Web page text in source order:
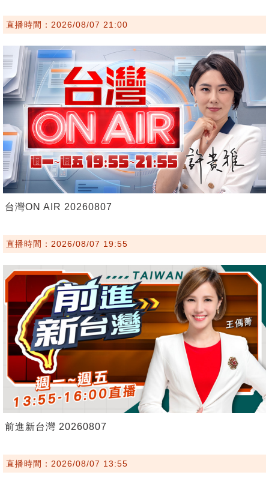
直播時間：2026/08/07 21:00
台灣ON AIR 20260807
直播時間：2026/08/07 19:55
前進新台灣 20260807
直播時間：2026/08/07 13:55